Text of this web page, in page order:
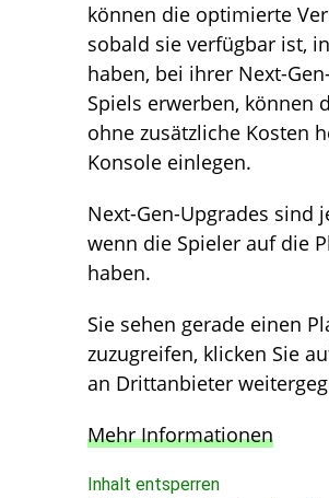
können die optimierte
sobald sie verfügbar ist,
haben, bei ihrer Next-
Spiels erwerben, können
ohne zusätzliche Kosten
Konsole einlegen.
Next-Gen-Upgrades sind
wenn die Spieler auf die
haben.
Sie sehen gerade einen
zuzugreifen, klicken Sie
an Drittanbieter
Mehr Informationen
Inhalt entsperren